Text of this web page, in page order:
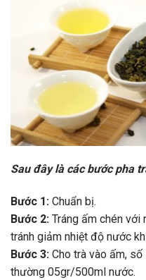
Sau đây là các bước pha
Bước 1: Chuẩn bị.
Bước 2: Tráng ấm chén
tránh giảm nhiệt độ nước
Bước 3: Cho trà vào ấm,
thường 05gr/500ml nước.